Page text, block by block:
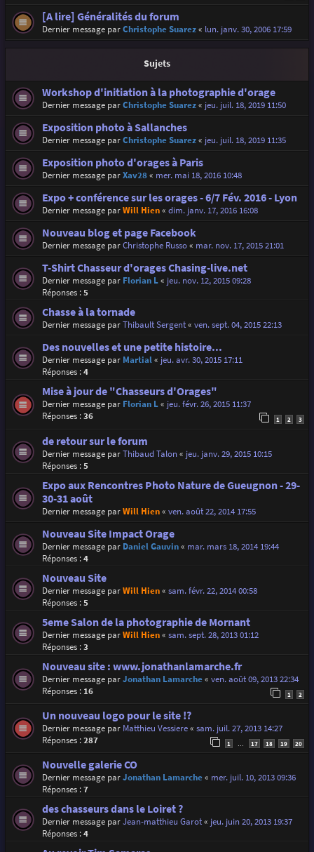
[A lire] Généralités du forum
Dernier message parChristophe Suarez« lun. janv. 30, 2006 17:59
Sujets
Workshop d'initiation à la photographie d'orage
Dernier message parChristophe Suarez« jeu. juil. 18, 2019 11:50
Exposition photo à Sallanches
Dernier message parChristophe Suarez« jeu. juil. 18, 2019 11:35
Exposition photo d'orages à Paris
Dernier message parXav28« mer. mai 18, 2016 10:48
Expo + conférence sur les orages - 6/7 Fév. 2016 - Lyon
Dernier message parWill Hien« dim. janv. 17, 2016 16:08
Nouveau blog et page Facebook
Dernier message parChristophe Russo« mar. nov. 17, 2015 21:01
T-Shirt Chasseur d'orages Chasing-live.net
Dernier message par Florian L« jeu. nov. 12, 2015 09:28
Réponses :5
Chasse à la tornade
Dernier message parThibault Sergent« ven. sept. 04, 2015 22:13
Des nouvelles et une petite histoire...
Dernier message par Martial« jeu. avr. 30, 2015 17:11
Réponses :4
Mise à jour de "Chasseurs d'Orages"
Dernier message par Florian L« jeu. févr. 26, 2015 11:37
Réponses :36 1 2 3
de retour sur le forum
Dernier message parThibaud Talon« jeu. janv. 29, 2015 10:15
Réponses :5
Expo aux Rencontres Photo Nature de Gueugnon - 29-
30-31 août
Dernier message parWill Hien« ven. août 22, 2014 17:55
Nouveau Site Impact Orage
Dernier message par Daniel Gauvin« mar. mars 18, 2014 19:44
Réponses :4
Nouveau Site
Dernier message parWill Hien« sam. févr. 22, 2014 00:58
Réponses :5
5eme Salon de la photographie de Mornant
Dernier message parWill Hien« sam. sept. 28, 2013 01:12
Réponses :3
Nouveau site : www.jonathanlamarche.fr
Dernier message parJonathan Lamarche« ven. août 09, 2013 22:34
Réponses : 16 1 2
Un nouveau logo pour le site !?
Dernier message par Matthieu Vessiere« sam. juil. 27, 2013 14:27
Réponses :287 1 17 18 19 20
Nouvelle galerie CO
Dernier message parJonathan Lamarche« mer. juil. 10, 2013 09:36
Réponses :7
des chasseurs dans le Loiret ?
Dernier message parJean-matthieu Garot« jeu. juin 20, 2013 19:37
Réponses :4